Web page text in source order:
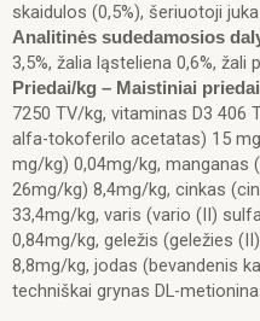
skaidulos (0,5%), šeriuotoji
Analitinės sudedamosios
3,5%, žalia ląsteliena 0,6%, žali
Priedai/kg – Maistiniai
7250 TV/kg, vitaminas D3 406
alfa-tokoferilo acetatas) 15
mg/kg) 0,04mg/kg,
26mg/kg) 8,4mg/kg, cinkas
33,4mg/kg, varis (vario (II)
0,84mg/kg, geležis (geležies
8,8mg/kg, jodas (bevandenis
techniškai grynas DL-